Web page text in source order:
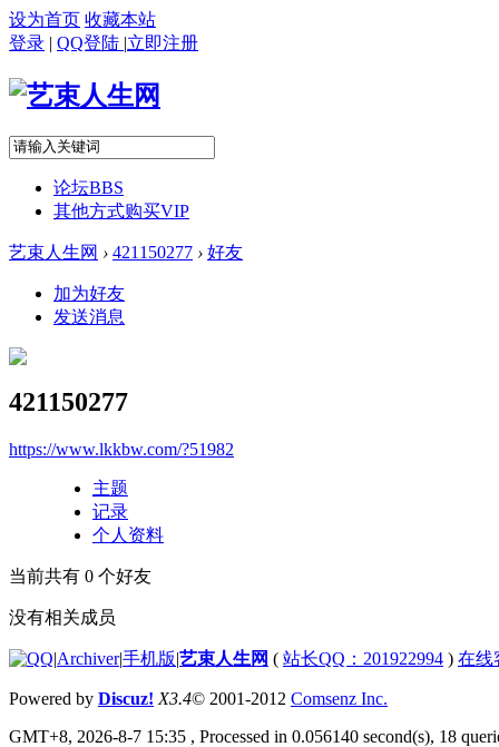
设为首页 收藏本站
登录 | QQ登陆 |立即注册
论坛BBS
其他方式购买VIP
艺束人生网 › 421150277 › 好友
加为好友
发送消息
421150277
https://www.lkkbw.com/?51982
主题
记录
个人资料
当前共有 0 个好友
没有相关成员
|Archiver|手机版|艺束人生网 ( 站长QQ：201922994 ) 在线
Powered by Discuz! X3.4© 2001-2012 Comsenz Inc.
GMT+8, 2026-8-7 15:35 , Processed in 0.056140 second(s), 18